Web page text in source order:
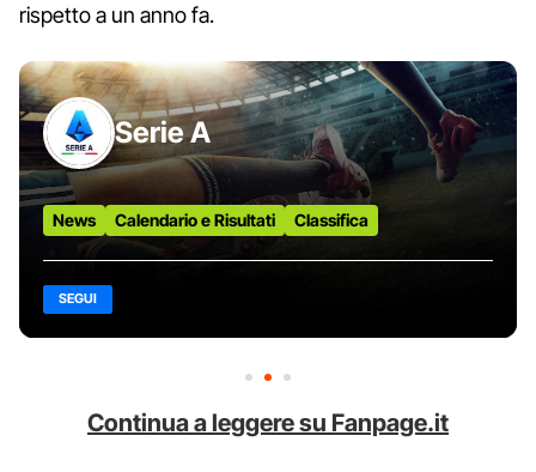
rispetto a un anno fa.
Serie A
News Calendario e Risultati Classifica
SEGUI
Continua a leggere su Fanpage.it